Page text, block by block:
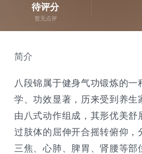
待评分
暂无点评
简介
八段锦属于健身气功锻炼的一
学、功效显著，历来受到养生
由八式动作组成，其形优美舒
过肢体的屈伸开合摇转俯仰，
三焦、心肺、脾胃、肾腰等部